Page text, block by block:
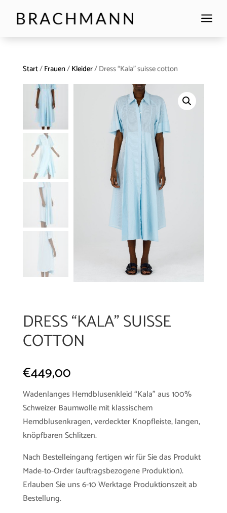
a
Start/Frauen/Kleider/ Dress “Kala” suisse cotton
DRESS “KALA” SUISSE
COTTON
€449,00
Wadenlanges Hemdblusenkleid “Kala” aus 100%
Schweizer Baumwolle mit klassischem
Hemdblusenkragen, verdeckter Knopfleiste, langen,
knöpfbaren Schlitzen.
Nach Bestelleingang fertigen wir für Sie das Produkt
Made-to-Order (auftragsbezogene Produktion).
Erlauben Sie uns 6-10 Werktage Produktionszeit ab
Bestellung.